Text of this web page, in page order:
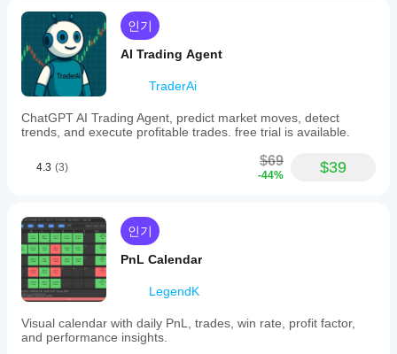
뷰
아
직
습
다.
이
보
셨
나
요?
다
른
람
들
치
지
원
되
는
영
역
확
여
플
러
그
인
을
사
용
어떤
cTrader
앱이 플
러그인
을 지원
하나
요?
멀티플랫
그인은
앱에서
작동하며
데스크톱
플러그인
은
cTrader
및 Mac에
서만 사
러
은
무
엇
을
하
나
요?
플러그
인기
AI Trading Agent
TraderAi
ChatGPT AI Trading Agent, predict market moves, detect
trends, and execute profitable trades. free trial is available.
4.3 (3) $69
-44% $39
인기
PnL Calendar
LegendK
Visual calendar with daily PnL, trades, win rate, profit factor,
and performance insights.